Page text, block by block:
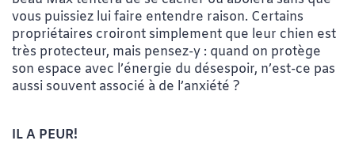
vous puissiez lui faire entendre raison. Certains
propriétaires croiront simplement que leur chien est
très protecteur, mais pensez-y : quand on protège
son espace avec l’énergie du désespoir, n’est-ce pas
aussi souvent associé à de l’anxiété ?
IL A PEUR!